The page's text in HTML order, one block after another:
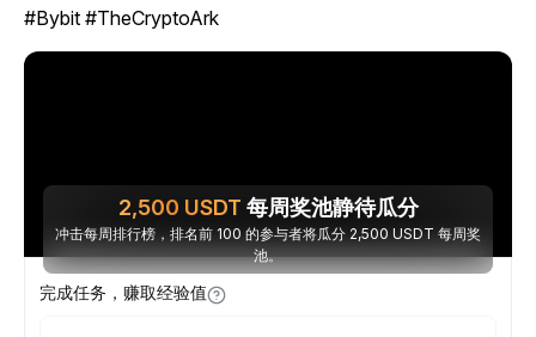
#Bybit #TheCryptoArk
2,500 USDT 每周奖池静待瓜分
冲击每周排行榜，排名前 100 的参与者将瓜分 2,500 USDT 每周奖
池。
完成任务，赚取经验值